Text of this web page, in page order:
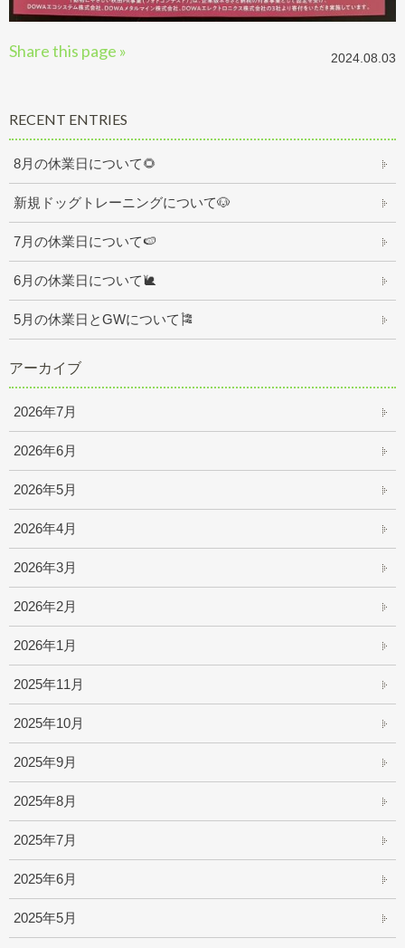
Share this page » 2024.08.03
RECENT ENTRIES
8月の休業日について🌻
新規ドッグトレーニングについて🐶
7月の休業日について🍉
6月の休業日について🐌
5月の休業日とGWについて🎏
アーカイブ
2026年7月
2026年6月
2026年5月
2026年4月
2026年3月
2026年2月
2026年1月
2025年11月
2025年10月
2025年9月
2025年8月
2025年7月
2025年6月
2025年5月